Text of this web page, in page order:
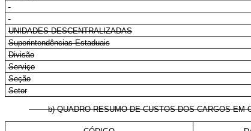
UNIDADES DESCENTRALIZADAS
Superintendências Estaduais
Divisão
Serviço
Seção
Setor
b) QUADRO RESUMO DE CUSTOS DOS CARGOS EM